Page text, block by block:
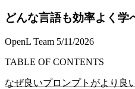
どんな言語も効率よく学
OpenL Team 5/11/2026
TABLE OF CONTENTS
なぜ良いプロンプトがより良